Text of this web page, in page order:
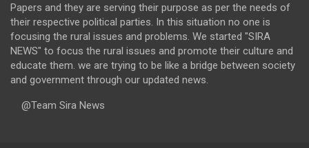
Papers and they are serving their purpose as per the needs of
their respective political parties. In this situation no one is
focusing the rural issues and problems. We started "SIRA
NEWS" to focus the rural issues and promote their culture and
educate them. we are trying to be like a bridge between society
and government through our updated news.
@Team Sira News